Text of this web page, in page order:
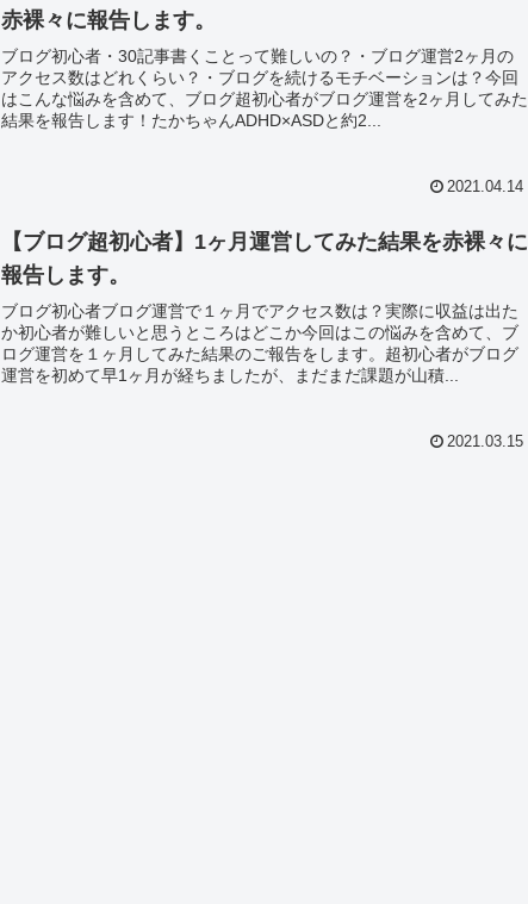
赤裸々に報告します。
ブログ初心者・30記事書くことって難しいの？・ブログ運営2ヶ月の
アクセス数はどれくらい？・ブログを続けるモチベーションは？今回
はこんな悩みを含めて、ブログ超初心者がブログ運営を2ヶ月してみた
結果を報告します！たかちゃんADHD×ASDと約2...
2021.04.14
【ブログ超初心者】1ヶ月運営してみた結果を赤裸々に
報告します。
ブログ初心者ブログ運営で１ヶ月でアクセス数は？実際に収益は出た
か初心者が難しいと思うところはどこか今回はこの悩みを含めて、ブ
ログ運営を１ヶ月してみた結果のご報告をします。超初心者がブログ
運営を初めて早1ヶ月が経ちましたが、まだまだ課題が山積...
2021.03.15